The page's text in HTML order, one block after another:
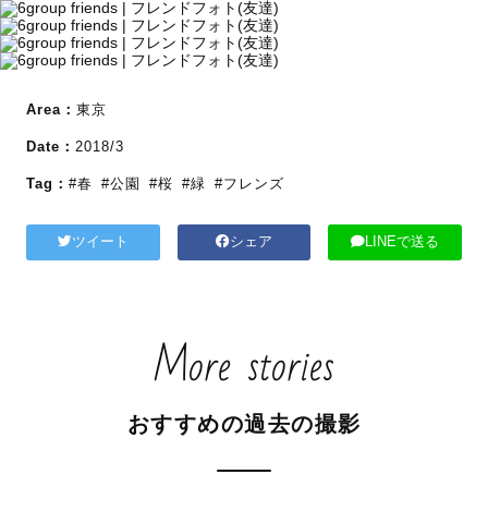
Area： 東京
Date： 2018/3
Tag： #春 #公園 #桜 #緑 #フレンズ
ツイート シェア LINEで送る
More stories
おすすめの過去の撮影